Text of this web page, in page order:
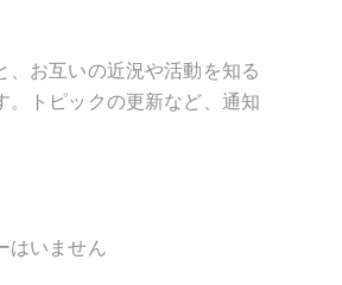
、お互いの近況や活動を知る
。トピックの更新など、通知
はいません